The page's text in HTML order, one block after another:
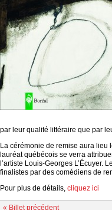
par leur qualité littéraire que par
La cérémonie de remise aura lieu
lauréat québécois se verra
l’artiste Louis-Georges L’Écuyer.
finalistes par des comédiens de
Pour plus de détails, cliquez ici
« Billet précédent